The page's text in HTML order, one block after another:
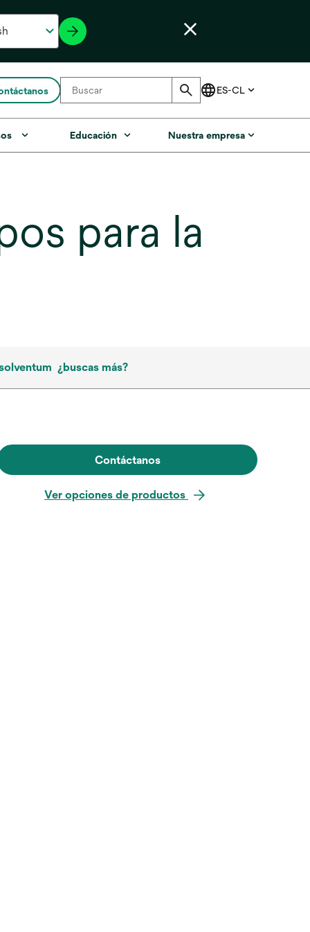
Educación Nuestra empresa
para la
¿buscas más?
Contáctanos
Ver opciones de productos